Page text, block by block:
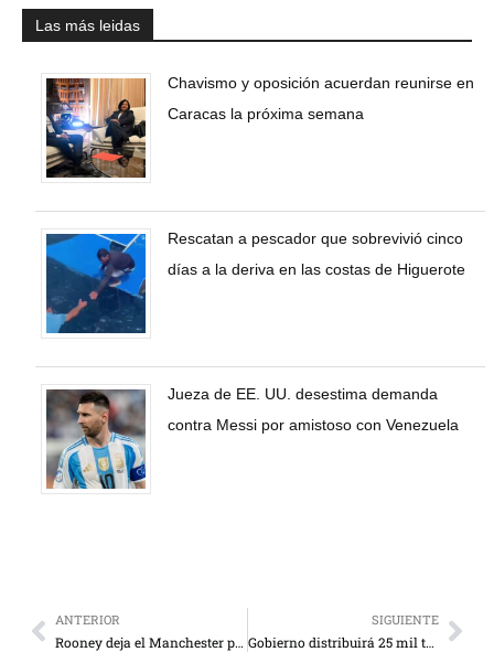
Las más leidas
Chavismo y oposición acuerdan reunirse en
Caracas la próxima semana
Rescatan a pescador que sobrevivió cinco
días a la deriva en las costas de Higuerote
Jueza de EE. UU. desestima demanda
contra Messi por amistoso con Venezuela
ANTERIOR
Rooney deja el Manchester para regresar al Everton
SIGUIENTE
Gobierno distribuirá 25 mil toneladas de proteína este mes